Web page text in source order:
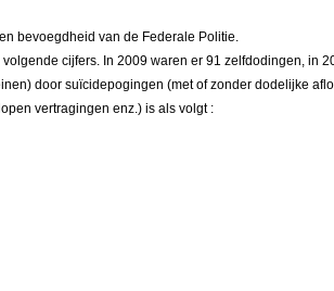
bevoegdheid van de Federale Politie.
cijfers. In 2009 waren er 91 zelfdodingen, in
door suïcidepogingen (met of zonder dodelijke
vertragingen enz.) is als volgt :